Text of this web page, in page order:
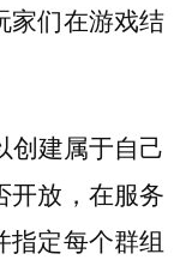
家们在游戏结
创建属于自己
开放，在服务
指定每个群组